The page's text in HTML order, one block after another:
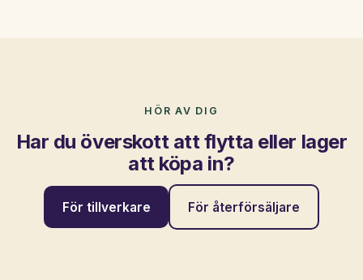
HÖR AV DIG
Har du överskott att flytta eller lager
att köpa in?
För tillverkare För återförsäljare